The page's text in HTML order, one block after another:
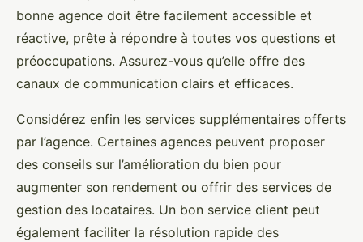
bonne agence doit être facilement accessible et
réactive, prête à répondre à toutes vos questions et
préoccupations. Assurez-vous qu’elle offre des
canaux de communication clairs et efficaces.
Considérez enfin les services supplémentaires offerts
par l’agence. Certaines agences peuvent proposer
des conseils sur l’amélioration du bien pour
augmenter son rendement ou offrir des services de
gestion des locataires. Un bon service client peut
également faciliter la résolution rapide des